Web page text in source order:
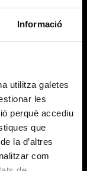
Informació
utilitza galetes
les
perquè accediu
que
la d’altres
com